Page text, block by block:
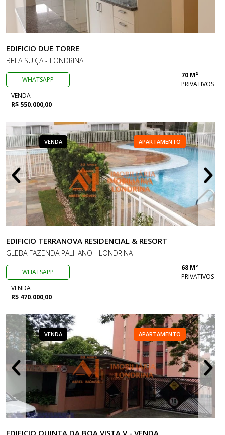
EDIFICIO DUE TORRE
BELA SUIÇA - LONDRINA
WHATSAPP
70 M²
PRIVATIVOS
VENDA
R$ 550.000,00
VENDA APARTAMENTO
EDIFICIO TERRANOVA RESIDENCIAL & RESORT
GLEBA FAZENDA PALHANO - LONDRINA
WHATSAPP
68 M²
PRIVATIVOS
VENDA
R$ 470.000,00
VENDA APARTAMENTO
EDIFICIO QUINTA DA BOA VISTA V - VENDA